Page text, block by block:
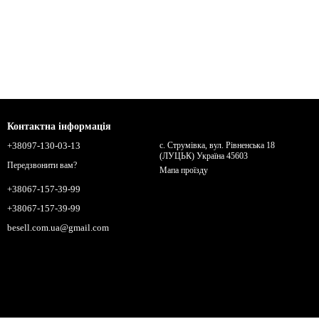
Контактна інформація
+38097-130-03-13
Передзвонити вам?
+38067-157-39-99
+38067-157-39-99
besell.com.ua@gmail.com
с. Струмівка, вул. Рівненська 18
(ЛУЦЬК) Україна 45603
Мапа проїзду